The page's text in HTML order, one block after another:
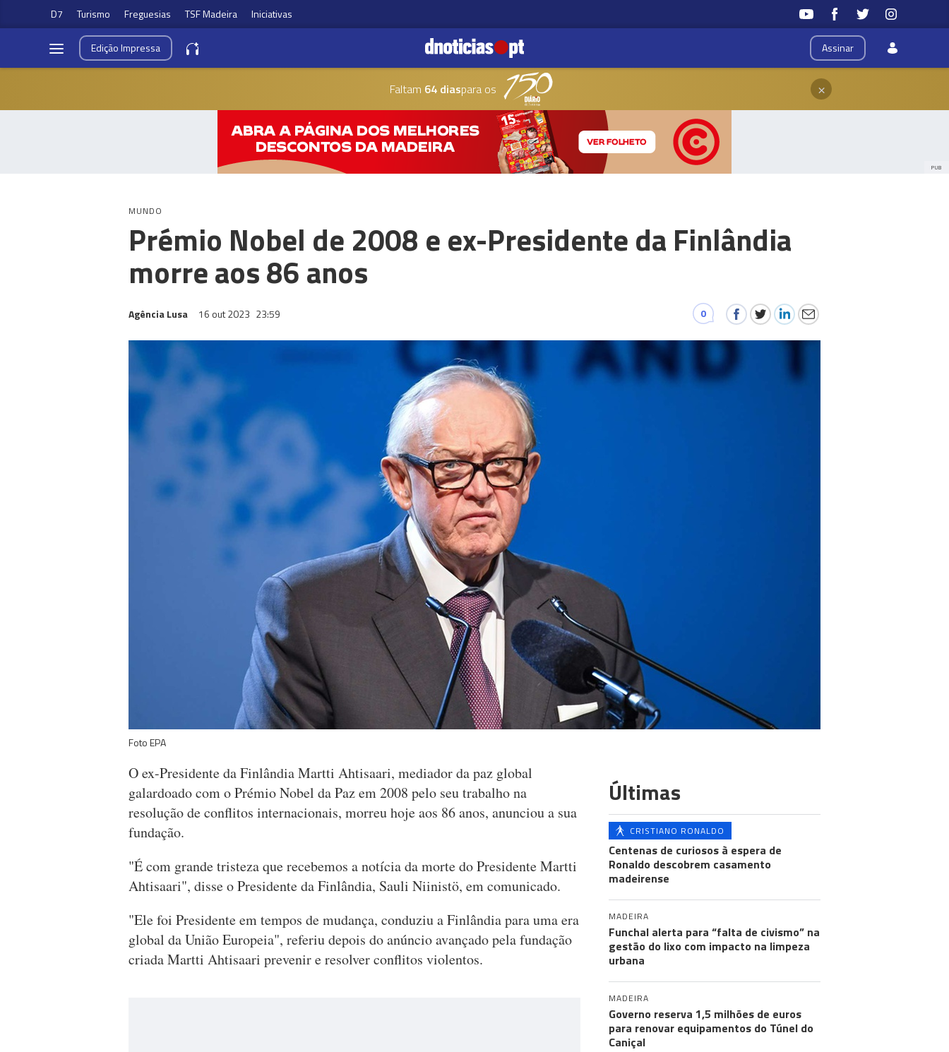
D7 Turismo Freguesias TSF Madeira Iniciativas
Assinar
EdiçãoImpressa
Faltam 64 diaspara os ×
PUB
MUNDO
Prémio Nobel de 2008 e ex-Presidente da Finlândia
morre aos 86 anos
Agência Lusa 16 out 2023 23:59 0
Foto EPA
O ex-Presidente da Finlândia Martti Ahtisaari, mediador da paz global
galardoado com o Prémio Nobel da Paz em 2008 pelo seu trabalho na
resolução de conflitos internacionais, morreu hoje aos 86 anos, anunciou a sua
fundação.
"É com grande tristeza que recebemos a notícia da morte do Presidente Martti
Ahtisaari", disse o Presidente da Finlândia, Sauli Niinistö, em comunicado.
"Ele foi Presidente em tempos de mudança, conduziu a Finlândia para uma era
global da União Europeia", referiu depois do anúncio avançado pela fundação
criada Martti Ahtisaari prevenir e resolver conflitos violentos.
Últimas
CRISTIANO RONALDO
Centenas de curiosos à espera de
Ronaldo descobrem casamento
madeirense
MADEIRA
Funchal alerta para “falta de civismo” na
gestão do lixo com impacto na limpeza
urbana
MADEIRA
Governo reserva 1,5 milhões de euros
para renovar equipamentos do Túnel do
Caniçal